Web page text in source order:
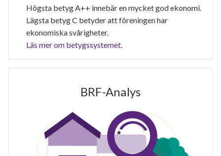
Högsta betyg A++ innebär en mycket god ekonomi.
Lägsta betyg C betyder att föreningen har
ekonomiska svårigheter.
Läs mer om betygssystemet.
BRF-Analys